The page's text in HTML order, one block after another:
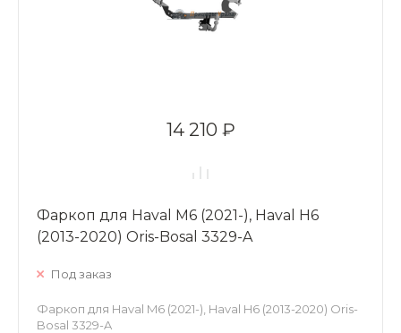
14 210 ₽
Фаркоп для Haval M6 (2021-), Haval H6
(2013-2020) Oris-Bosal 3329-A
Под заказ
Фаркоп для Haval M6 (2021-), Haval H6 (2013-2020) Oris-
Bosal 3329-A